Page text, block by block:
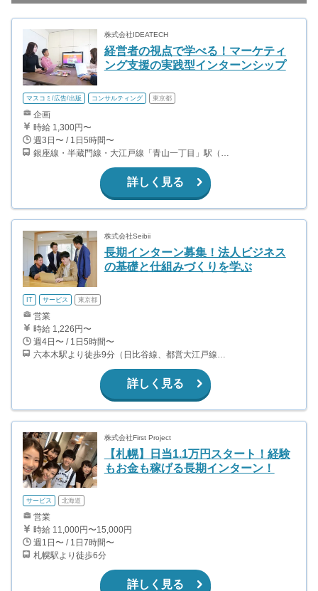
株式会社IDEATECH
経営者の視点で学べる！マーケティ
ング支援の実践型インターンシップ
マスコミ/広告/出版 コンサルティング 東京都
企画
時給 1,300円〜
週3日〜 / 1日5時間〜
詳しく見る
株式会社Seibii
長期インターン募集！法人ビジネス
の基礎と仕組みづくりを学ぶ
IT サービス 東京都
営業
時給 1,226円〜
週4日〜 / 1日5時間〜
詳しく見る
株式会社First Project
【札幌】日当1.1万円スタート！経験
もお金も稼げる長期インターン！
サービス 北海道
営業
時給 11,000円〜15,000円
週1日〜 / 1日7時間〜
札幌駅より徒歩6分
詳しく見る